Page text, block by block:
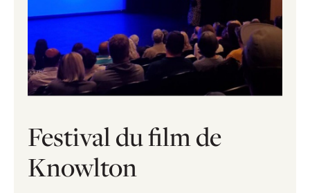
Festival du film de
Knowlton